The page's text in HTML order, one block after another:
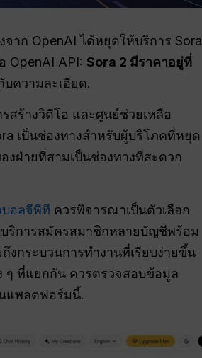
าก OpenAI ได้หยุดให้บริการ Sora
OpenAI API: Sora 2 มีราคาอยู่ที่
บความละเอียด.
สร้างวิดีโอ และศูนย์ช่วยเหลือ
เป็นช่องทางสำหรับผู้บริโภคที่หยุด
ฝ่ายที่สามเป็นช่องทางที่สะดวก
อลจีพีที ควรพิจารณาเป็นตัวเลือก
ริการสมัครสมาชิกหลายบัญชีพร้อม
งกระบวนการทำงานที่เรียบง่ายขึ้น
ๆ ที่แยกกัน ควรตรวจสอบข้อมูล
แพลตฟอร์มนี้.